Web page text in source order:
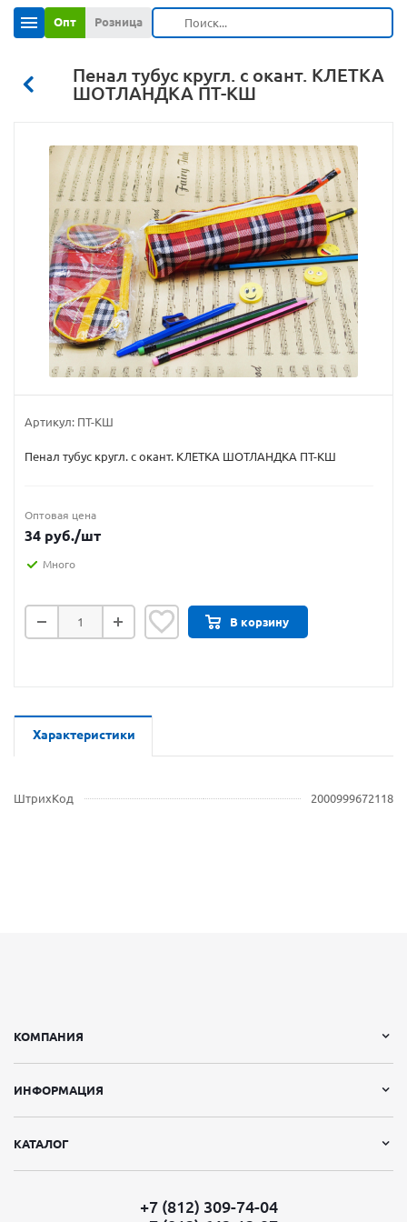
Опт Розница
Пенал тубус кругл. с окант. КЛЕТКА
ШОТЛАНДКА ПТ-КШ
Артикул: ПТ-КШ
Пенал тубус кругл. с окант. КЛЕТКА ШОТЛАНДКА ПТ-КШ
Оптовая цена
34 руб./шт
Много
В корзину
Характеристики
ШтрихКод 2000999672118
КОМПАНИЯ
ИНФОРМАЦИЯ
КАТАЛОГ
+7 (812) 309-74-04